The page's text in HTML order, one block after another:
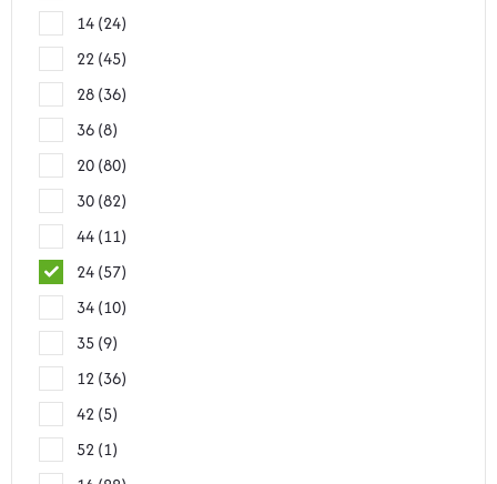
14 24
22 45
28 36
36 8
20 80
30 82
44 11
24 57
34 10
35 9
12 36
42 5
52 1